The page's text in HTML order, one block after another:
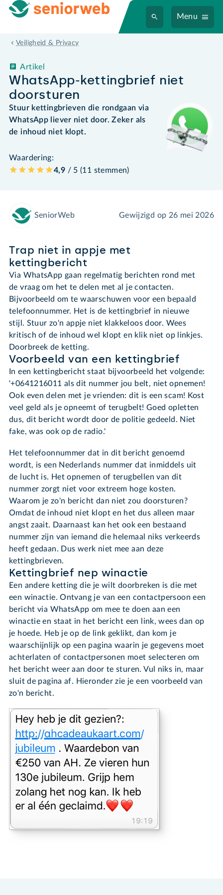
Menu
Veiligheid & Privacy
WhatsApp-kettingbrief niet
doorsturen
Artikel
Stuur kettingbrieven die rondgaan via
WhatsApp liever niet door. Zeker als
de inhoud niet klopt.
Waardering:
4,9 / 5 (11 stemmen)
SeniorWeb Gewijzigd op 26 mei 2026
Trap niet in appje met
kettingbericht
Via WhatsApp gaan regelmatig berichten rond met
de vraag om het te delen met al je contacten.
Bijvoorbeeld om te waarschuwen voor een bepaald
telefoonnummer. Het is de kettingbrief in nieuwe
stijl. Stuur zo'n appje niet klakkeloos door. Wees
kritisch of de inhoud wel klopt en klik niet op linkjes.
Doorbreek de ketting.
Voorbeeld van een kettingbrief
In een kettingbericht staat bijvoorbeeld het volgende:
'+0641216011 als dit nummer jou belt, niet opnemen!
Ook even delen met je vrienden: dit is een scam! Kost
veel geld als je opneemt of terugbelt! Goed opletten
dus, dit bericht wordt door de politie gedeeld. Niet
fake, was ook op de radio.'
Het telefoonnummer dat in dit bericht genoemd
wordt, is een Nederlands nummer dat inmiddels uit
de lucht is. Het opnemen of terugbellen van dit
nummer zorgt niet voor extreem hoge kosten.
Waarom je zo'n bericht dan niet zou doorsturen?
Omdat de inhoud niet klopt en het dus alleen maar
angst zaait. Daarnaast kan het ook een bestaand
nummer zijn van iemand die helemaal niks verkeerds
heeft gedaan. Dus werk niet mee aan deze
kettingbrieven.
Kettingbrief nep winactie
Een andere ketting die je wilt doorbreken is die met
een winactie. Ontvang je van een contactpersoon een
bericht via WhatsApp om mee te doen aan een
winactie en staat in het bericht een link, wees dan op
je hoede. Heb je op de link geklikt, dan kom je
waarschijnlijk op een pagina waarin je gegevens moet
achterlaten of contactpersonen moet selecteren om
het bericht weer aan door te sturen. Vul niks in, maar
sluit de pagina af. Hieronder zie je een voorbeeld van
zo'n bericht.